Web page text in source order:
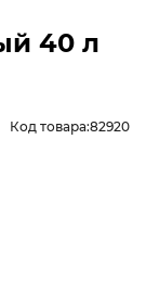
40 л
Код товара:82920